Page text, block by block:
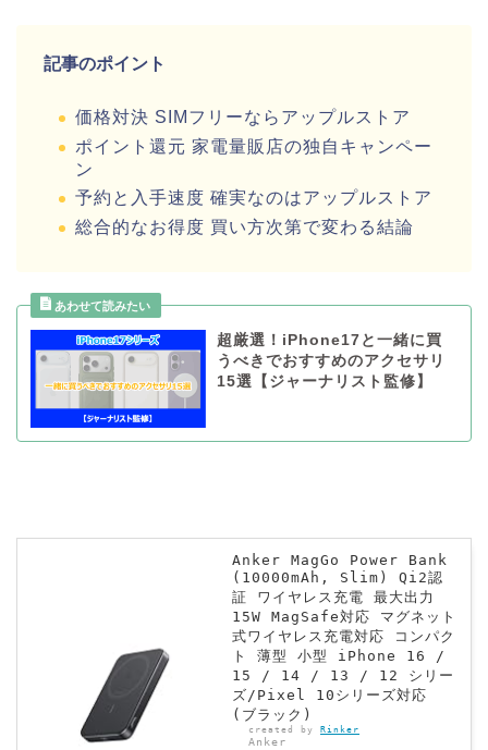
記事のポイント
価格対決 SIMフリーならアップルストア
ポイント還元 家電量販店の独自キャンペー
ン
予約と入手速度 確実なのはアップルストア
総合的なお得度 買い方次第で変わる結論
超厳選！iPhone17と一緒に買
うべきでおすすめのアクセサリ
15選【ジャーナリスト監修】
Anker MagGo Power Bank
(10000mAh, Slim) Qi2認
証 ワイヤレス充電 最大出力
15W MagSafe対応 マグネット
式ワイヤレス充電対応 コンパク
ト 薄型 小型 iPhone 16 /
15 / 14 / 13 / 12 シリー
ズ/Pixel 10シリーズ対応
(ブラック)
created by Rinker
Anker